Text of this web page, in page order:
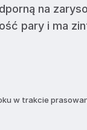
na
pary i ma